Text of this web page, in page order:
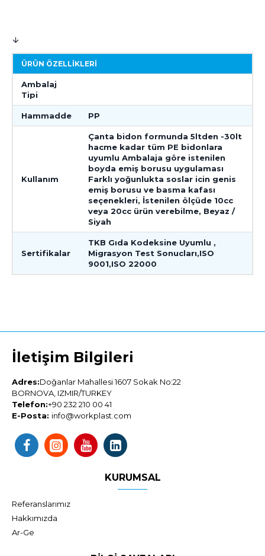
ÜRÜN ÖZELLIKLERI
Ambalaj
Tipi
Hammadde PP
Kullanım
Çanta bidon formunda 5ltden -30lt
hacme kadar tüm PE bidonlara
uyumlu Ambalaja göre istenilen
boyda emiş borusu uygulaması
Farklı yoğunlukta soslar icin genis
emiş borusu ve basma kafası
seçenekleri, İstenilen ölçüde 10cc
veya 20cc ürün verebilme, Beyaz /
Siyah
Sertifikalar
TKB Gıda Kodeksine Uyumlu ,
Migrasyon Test Sonucları,ISO
9001,ISO 22000
İletişim Bilgileri
Adres:Doğanlar Mahallesi 1607 Sokak No:22
BORNOVA, IZMIR/TURKEY
Telefon:+90 232 210 00 41
E-Posta: info@workplast.com
KURUMSAL
Referanslarımız
Hakkımızda
Ar-Ge